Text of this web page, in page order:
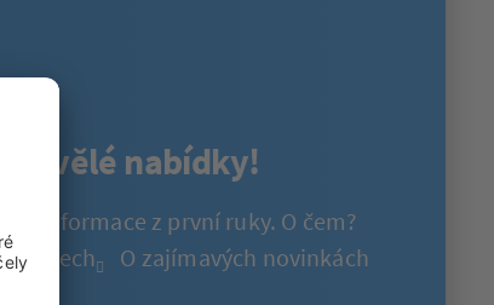
skvělé nabídky!
informace z první ruky. O čem?
O zajímavých novinkách